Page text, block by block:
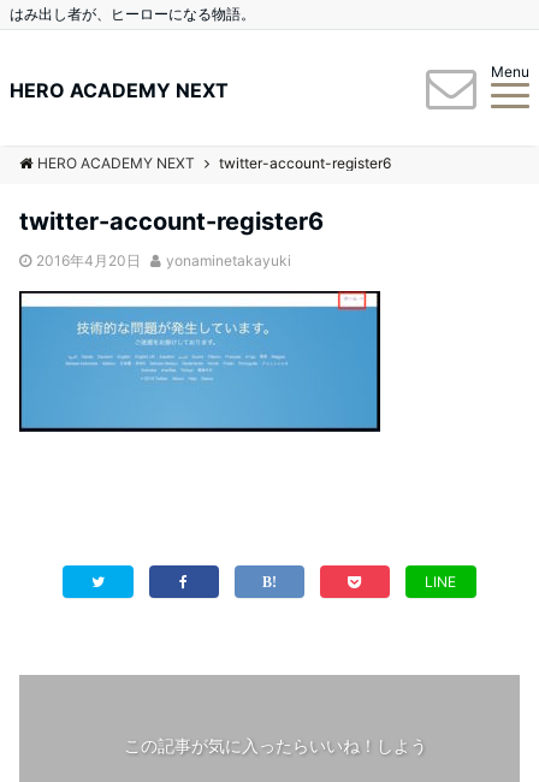
はみ出し者が、ヒーローになる物語。
HERO ACADEMY NEXT
Menu
HERO ACADEMY NEXT twitter-account-register6
twitter-account-register6
2016年4月20日 yonaminetakayuki
LINE
この記事が気に入ったらいいね！しよう